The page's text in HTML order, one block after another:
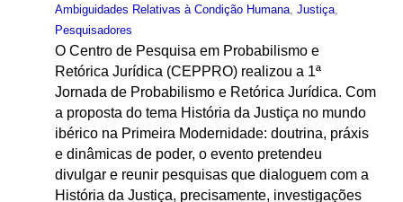
Ambiguidades Relativas à Condição Humana, Justiça,
Pesquisadores
O Centro de Pesquisa em Probabilismo e
Retórica Jurídica (CEPPRO) realizou a 1ª
Jornada de Probabilismo e Retórica Jurídica. Com
a proposta do tema História da Justiça no mundo
ibérico na Primeira Modernidade: doutrina, práxis
e dinâmicas de poder, o evento pretendeu
divulgar e reunir pesquisas que dialoguem com a
História da Justiça, precisamente, investigações